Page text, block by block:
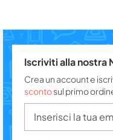
Iscriviti alla nostra
Crea un account e
scontosul primo